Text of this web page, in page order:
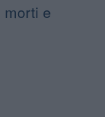
morti e